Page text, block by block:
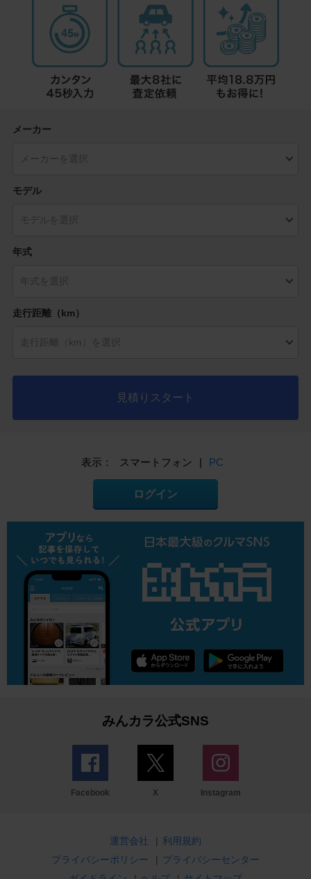
メーカー
モデル
年式
走行距離（km）
見積りスタート
表示： スマートフォン | PC
ログイン
みんカラ公式SNS
Facebook X Instagram
運営会社 | 利用規約
プライバシーポリシー
| プライバシーセンター